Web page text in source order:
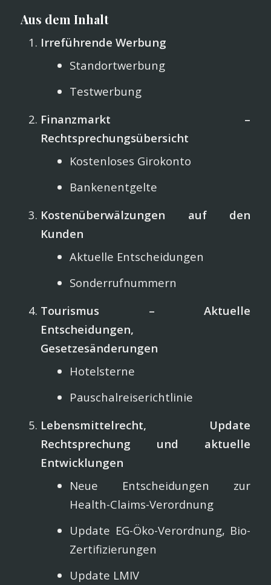
Aus dem Inhalt
Irreführende Werbung
Standortwerbung
Testwerbung
Finanzmarkt –
Rechtsprechungsübersicht
Kostenloses Girokonto
Bankenentgelte
Kostenüberwälzungen auf den
Kunden
Aktuelle Entscheidungen
Sonderrufnummern
Tourismus – Aktuelle
Entscheidungen,
Gesetzesänderungen
Hotelsterne
Pauschalreiserichtlinie
Lebensmittelrecht, Update
Rechtsprechung und aktuelle
Entwicklungen
Neue Entscheidungen zur
Health-Claims-Verordnung
Update EG-Öko-Verordnung, Bio-
Zertifizierungen
Update LMIV